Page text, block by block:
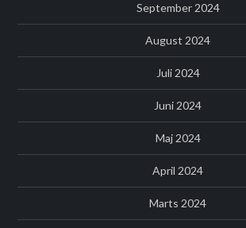
September 2024
August 2024
Juli 2024
Juni 2024
Maj 2024
April 2024
Marts 2024